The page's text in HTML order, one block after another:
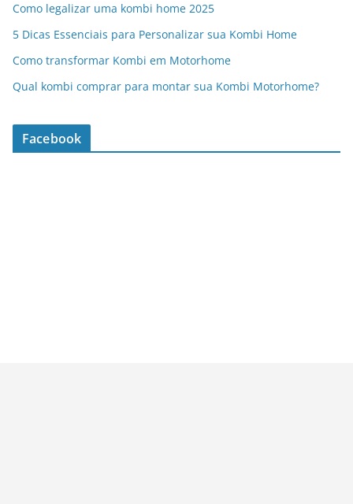
Como legalizar uma kombi home 2025
5 Dicas Essenciais para Personalizar sua Kombi Home
Como transformar Kombi em Motorhome
Qual kombi comprar para montar sua Kombi Motorhome?
Facebook